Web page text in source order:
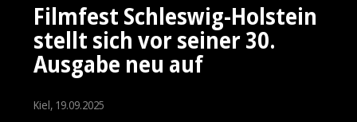
Filmfest Schleswig-Holstein
stellt sich vor seiner 30.
Ausgabe neu auf
Kiel, 19.09.2025